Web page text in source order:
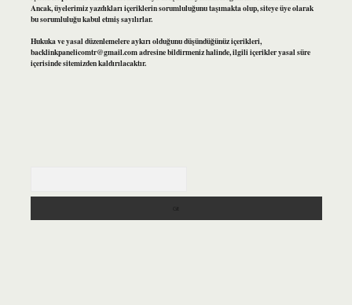
Ancak, üyelerimiz yazdıkları içeriklerin sorumluluğunu taşımakta olup, siteye üye olarak
bu sorumluluğu kabul etmiş sayılırlar.
Hukuka ve yasal düzenlemelere aykırı olduğunu düşündüğünüz içerikleri,
backlinkpanelicomtr@gmail.comadresine bildirmeniz halinde, ilgili içerikler yasal süre
içerisinde sitemizden kaldırılacaktır.